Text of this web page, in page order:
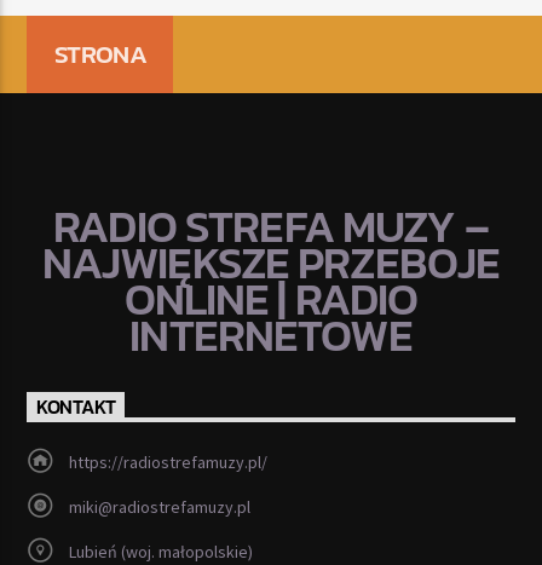
STRONA
RADIO STREFA MUZY –
NAJWIĘKSZE PRZEBOJE
ONLINE | RADIO
INTERNETOWE
KONTAKT
https://radiostrefamuzy.pl/
miki@radiostrefamuzy.pl
Lubień (woj. małopolskie)